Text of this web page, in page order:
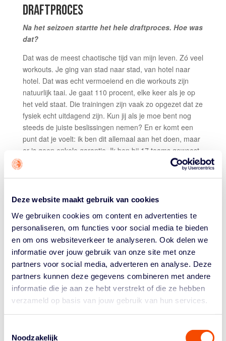
Deze website maakt gebruik van cookies
We gebruiken cookies om content en advertenties te
personaliseren, om functies voor social media te bieden
en om ons websiteverkeer te analyseren. Ook delen we
informatie over jouw gebruik van onze site met onze
partners voor social media, adverteren en analyse. Deze
partners kunnen deze gegevens combineren met andere
informatie die je aan ze hebt verstrekt of die ze hebben
verzameld op basis van jouw gebruik van hun services.
Noodzakelijk
DRAFTPROCES
Na het seizoen startte het hele draftproces. Hoe was
dat?
Dat was de meest chaotische tijd van mijn leven. Zó veel
workouts. Je ging van stad naar stad, van hotel naar
hotel. Dat was echt vermoeiend en die workouts zijn
natuurlijk taai. Je gaat 110 procent, elke keer als je op
het veld staat. Die trainingen zijn vaak zo opgezet dat ze
fysiek echt uitdagend zijn. Kun jij als je moe bent nog
steeds de juiste beslissingen nemen? En er komt een
punt dat je voelt: ik ben dit allemaal aan het doen, maar
er is geen enkele garantie. Ik ben bij 17 teams geweest,
en bij 3 twee keer. Dus 20 workouts totaal. Slopend. En
nice?
Ja, een paar keer dacht ik echt: als zij me niet halen dan
weet ik het ook niet meer. Boston zat daar óók bij. Bij de
Cavaliers had ik denk ik twee van mijn beste workouts.
Maar Boston belde snel na de draft met mijn agent.
Achteraf kwamen een stuk of zeven andere clubs met
hetzelfde aanbod. Maar bij een aantal daarvan was ik
niet eens op workout geweest. Boston maakte meerdere
malen duidelijk: we vinden je interessant, we hebben nu
nog geen plaats voor je maar we gaan je verder
ben ik óók twee keer geweest, dus ik had er al een goed